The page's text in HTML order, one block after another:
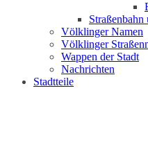
Völklinger Namen
Völklinger
Wappen der Stadt
Nachrichten
Stadtteile